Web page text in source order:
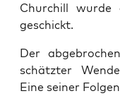
Chur­chill wur­de
geschickt.
Der
schätz­ter
Eine sei­ner